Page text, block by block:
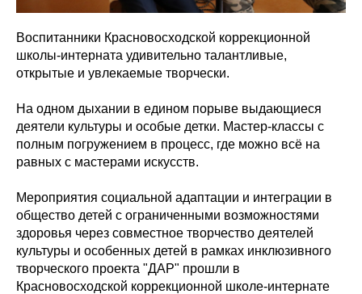
Воспитанники Красновосходской коррекционной
школы-интерната удивительно талантливые,
открытые и увлекаемые творчески.
На одном дыхании в едином порыве выдающиеся
деятели культуры и особые детки. Мастер-классы с
полным погружением в процесс, где можно всё на
равных с мастерами искусств.
Мероприятия социальной адаптации и интеграции в
общество детей с ограниченными возможностями
здоровья через совместное творчество деятелей
культуры и особенных детей в рамках инклюзивного
творческого проекта "ДАР" прошли в
Красновосходской коррекционной школе-интернате